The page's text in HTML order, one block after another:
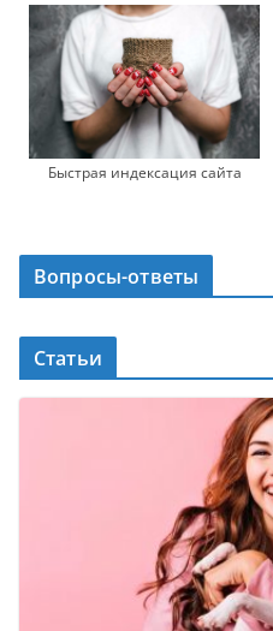
Быстрая индексация сайта
Вопросы-ответы
Статьи